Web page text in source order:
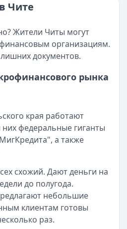
актуальная
2025 г.
на карту прямо сегодня?
МФО с iPhone: что
года владельцы iPhone
г.
через Госуслуги: где
Госуслуги ускоряет
2025 г.
Чите
Жители Читы могут
организациям.
документов.
рынка
края работают
федеральные гиганты
а также
схожий. Дают деньги на
до полугода.
небольшие
клиентам готовы
раз.